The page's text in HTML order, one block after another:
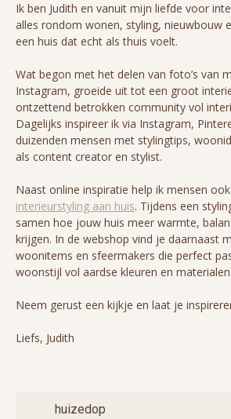
Ik ben Judith en vanuit mijn liefde voor
alles rondom wonen, styling, nieuwbouw
een huis dat echt als thuis voelt.
Wat begon met het delen van foto’s van
Instagram, groeide uit tot een groot
ontzettend betrokken community vol
Dagelijks inspireer ik via Instagram,
duizenden mensen met stylingtips,
als content creator en stylist.
Naast online inspiratie help ik mensen
interieurstyling aan huis. Tijdens een
samen hoe jouw huis meer warmte,
krijgen. In de webshop vind je daarnaast
woonitems en sfeermakers die perfect
woonstijl vol aardse kleuren en materialen.
Neem gerust een kijkje en laat je
Liefs, Judith
huizedop